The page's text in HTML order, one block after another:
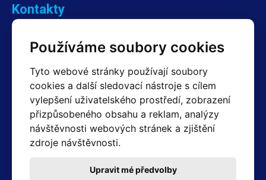
Používáme soubory cookies
Tyto webové stránky používají soubory
cookies a další sledovací nástroje s cílem
vylepšení uživatelského prostředí, zobrazení
přizpůsobeného obsahu a reklam, analýzy
návštěvnosti webových stránek a zjištění
zdroje návštěvnosti.
Upravit mé předvolby
Kontakty
+420 603 357 606 +420 605 234 204
Fakturační a expediční oddělení
+420 605 259 759 (Po–Pá: 7:30 – 15:00)
Technické oddělení
+420 603 355 085 (Po–Pá: 8:00 – 16:00)
servis@hotair.cz
Platba jen v hotovosti